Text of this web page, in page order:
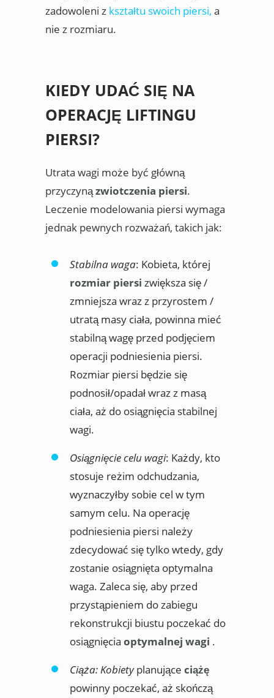
zadowoleni z kształtu swoich piersi, a
nie z rozmiaru.
KIEDY UDAĆ SIĘ NA
OPERACJĘ LIFTINGU
PIERSI?
Utrata wagi może być główną
przyczynązwiotczenia piersi.
Leczenie modelowania piersi wymaga
jednak pewnych rozważań, takich jak:
Stabilna waga: Kobieta, której
rozmiar piersi zwiększa się /
zmniejsza wraz z przyrostem /
utratą masy ciała, powinna mieć
stabilną wagę przed podjęciem
operacji podniesienia piersi.
Rozmiar piersi będzie się
podnosił/opadał wraz z masą
ciała, aż do osiągnięcia stabilnej
wagi.
Osiągnięcie celu wagi: Każdy, kto
stosuje reżim odchudzania,
wyznaczyłby sobie cel w tym
samym celu. Na operację
podniesienia piersi należy
zdecydować się tylko wtedy, gdy
zostanie osiągnięta optymalna
waga. Zaleca się, aby przed
przystąpieniem do zabiegu
rekonstrukcji biustu poczekać do
osiągnięcia optymalnej wagi .
Ciąża: Kobietyplanujące ciążę
powinny poczekać, aż skończą